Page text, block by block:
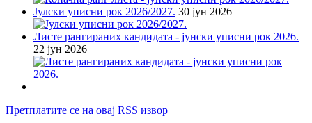
Јулски уписни рок 2026/2027. 30 јун 2026
Листе рангираних кандидата - јунски уписни рок 2026.
22 јун 2026
Претплатите се на овај RSS извор